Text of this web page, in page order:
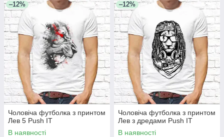
–12%
Чоловіча футболка з принтом
Лев 5 Push IT
В наявності
–12%
Чоловіча футболка з принтом
Лев з дредами Push IT
В наявності